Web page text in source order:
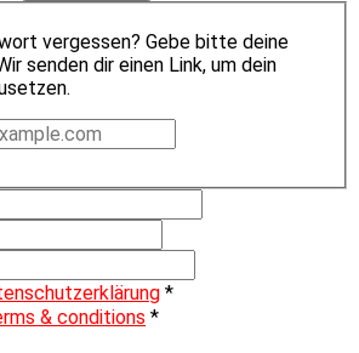
vergessen? Gebe bitte deine
senden dir einen Link, um dein
*
& conditions *